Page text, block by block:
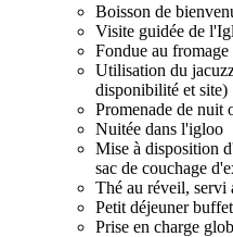
Boisson de
Visite guidée de
Fondue au fromage
Utilisation du
disponibilité et site)
Promenade de nuit
Nuitée dans l'igloo
Mise à disposition
sac de couchage
Thé au réveil, servi
Petit déjeuner
Prise en charge